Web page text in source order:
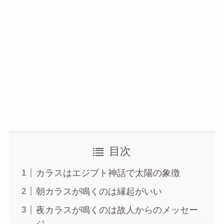
目次
カラスはエジプト神話で太陽の象徴
朝カラスが鳴くのは縁起がいい
夜カラスが鳴くのは故人からのメッセー